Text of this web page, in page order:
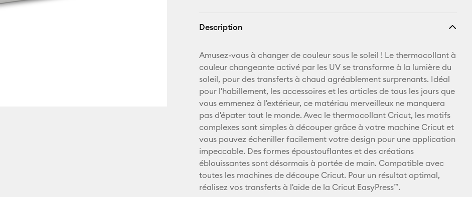
E-mail
Pinterest
Facebook
X
Description
Amusez-vous à changer de couleur sous le soleil ! Le thermocollant à
couleur changeante activé par les UV se transforme à la lumière du
soleil, pour des transferts à chaud agréablement surprenants. Idéal
pour l'habillement, les accessoires et les articles de tous les jours que
vous emmenez à l'extérieur, ce matériau merveilleux ne manquera
pas d'épater tout le monde. Avec le thermocollant Cricut, les motifs
complexes sont simples à découper grâce à votre machine Cricut et
vous pouvez écheniller facilement votre design pour une application
impeccable. Des formes époustouflantes et des créations
éblouissantes sont désormais à portée de main. Compatible avec
toutes les machines de découpe Cricut. Pour un résultat optimal,
réalisez vos transferts à l'aide de la Cricut EasyPress™.